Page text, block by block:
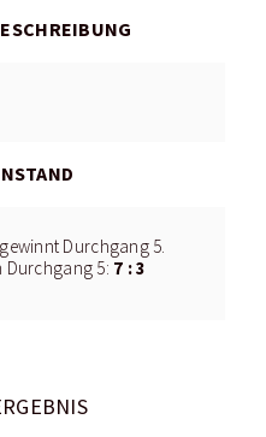
Durchgang 5.
Durchgang 5: 7 : 3